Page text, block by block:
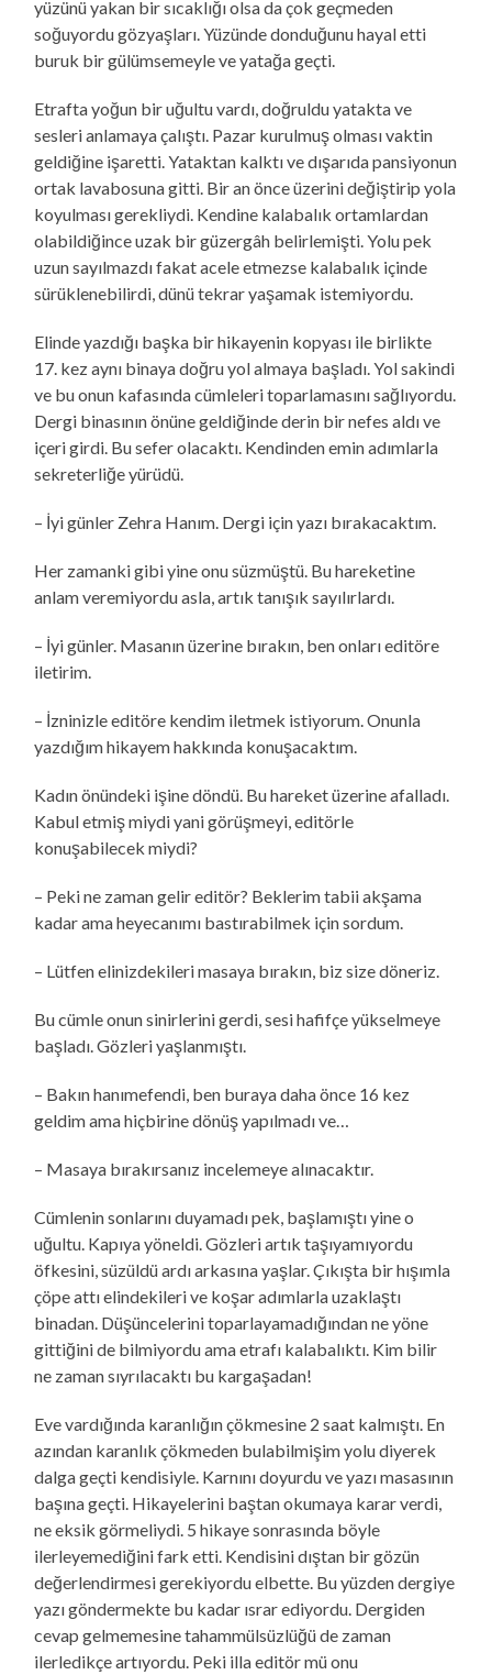
yüzünü yakan bir sıcaklığı olsa da çok geçmeden
soğuyordu gözyaşları. Yüzünde donduğunu hayal etti
buruk bir gülümsemeyle ve yatağa geçti.
Etrafta yoğun bir uğultu vardı, doğruldu yatakta ve
sesleri anlamaya çalıştı. Pazar kurulmuş olması vaktin
geldiğine işaretti. Yataktan kalktı ve dışarıda pansiyonun
ortak lavabosuna gitti. Bir an önce üzerini değiştirip yola
koyulması gerekliydi. Kendine kalabalık ortamlardan
olabildiğince uzak bir güzergâh belirlemişti. Yolu pek
uzun sayılmazdı fakat acele etmezse kalabalık içinde
sürüklenebilirdi, dünü tekrar yaşamak istemiyordu.
Elinde yazdığı başka bir hikayenin kopyası ile birlikte
17. kez aynı binaya doğru yol almaya başladı. Yol sakindi
ve bu onun kafasında cümleleri toparlamasını sağlıyordu.
Dergi binasının önüne geldiğinde derin bir nefes aldı ve
içeri girdi. Bu sefer olacaktı. Kendinden emin adımlarla
sekreterliğe yürüdü.
– İyi günler Zehra Hanım. Dergi için yazı bırakacaktım.
Her zamanki gibi yine onu süzmüştü. Bu hareketine
anlam veremiyordu asla, artık tanışık sayılırlardı.
– İyi günler. Masanın üzerine bırakın, ben onları editöre
iletirim.
– İzninizle editöre kendim iletmek istiyorum. Onunla
yazdığım hikayem hakkında konuşacaktım.
Kadın önündeki işine döndü. Bu hareket üzerine afalladı.
Kabul etmiş miydi yani görüşmeyi, editörle
konuşabilecek miydi?
– Peki ne zaman gelir editör? Beklerim tabii akşama
kadar ama heyecanımı bastırabilmek için sordum.
– Lütfen elinizdekileri masaya bırakın, biz size döneriz.
Bu cümle onun sinirlerini gerdi, sesi hafifçe yükselmeye
başladı. Gözleri yaşlanmıştı.
– Bakın hanımefendi, ben buraya daha önce 16 kez
geldim ama hiçbirine dönüş yapılmadı ve…
– Masaya bırakırsanız incelemeye alınacaktır.
Cümlenin sonlarını duyamadı pek, başlamıştı yine o
uğultu. Kapıya yöneldi. Gözleri artık taşıyamıyordu
öfkesini, süzüldü ardı arkasına yaşlar. Çıkışta bir hışımla
çöpe attı elindekileri ve koşar adımlarla uzaklaştı
binadan. Düşüncelerini toparlayamadığından ne yöne
gittiğini de bilmiyordu ama etrafı kalabalıktı. Kim bilir
ne zaman sıyrılacaktı bu kargaşadan!
Eve vardığında karanlığın çökmesine 2 saat kalmıştı. En
azından karanlık çökmeden bulabilmişim yolu diyerek
dalga geçti kendisiyle. Karnını doyurdu ve yazı masasının
başına geçti. Hikayelerini baştan okumaya karar verdi,
ne eksik görmeliydi. 5 hikaye sonrasında böyle
ilerleyemediğini fark etti. Kendisini dıştan bir gözün
değerlendirmesi gerekiyordu elbette. Bu yüzden dergiye
yazı göndermekte bu kadar ısrar ediyordu. Dergiden
cevap gelmemesine tahammülsüzlüğü de zaman
ilerledikçe artıyordu. Peki illa editör mü onu